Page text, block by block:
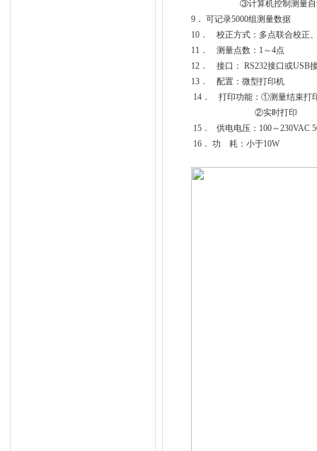
③计算机控制测量自动根
9． 可记录5000组测量数据
10． 校正方式：多点联合校正
11． 测量点数：1～4点
12． 接口： RS232接口或USB
13． 配置：微型打印机
14． 打印功能：①测量结束打
②实时打印
15． 供电电压：100～230VAC
16． 功 耗：小于10W